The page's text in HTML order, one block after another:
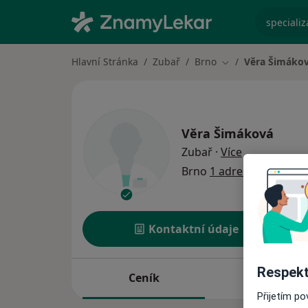
Hlavní Stránka Zubař Brno Změna města
Věra
Věra Šimáková
Zubař · Víceo
Brno 1 adresa
Kontaktní údaje
Ceník Adresy
Přijetím